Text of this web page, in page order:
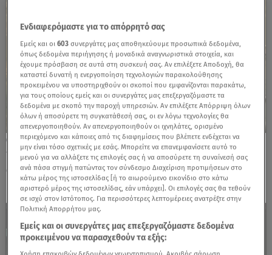
19.07.26, 09:03
19 Ioυλίου 2010: Εκτελούν εν ψυχρώ με 13
σφαίρες τον Σωκράτη Γκιόλια
Ενδιαφερόμαστε για το απόρρητό σας
Εμείς και οι603 συνεργάτες μας αποθηκεύουμε προσωπικά δεδομένα,
όπως δεδομένα περιήγησης ή μοναδικά αναγνωριστικά στοιχεία, και
έχουμε πρόσβαση σε αυτά στη συσκευή σας. Αν επιλέξετε Αποδοχή, θα
καταστεί δυνατή η ενεργοποίηση τεχνολογιών παρακολούθησης
προκειμένου να υποστηριχθούν οι σκοποί που εμφανίζονται παρακάτω,
για τους οποίους εμείς και οι συνεργάτες μας επεξεργαζόμαστε τα
δεδομένα με σκοπό την παροχή υπηρεσιών. Αν επιλέξετε Απόρριψη όλων
όλων ή αποσύρετε τη συγκατάθεσή σας, οι εν λόγω τεχνολογίες θα
απενεργοποιηθούν. Αν απενεργοποιηθούν οι ιχνηλάτες, ορισμένο
περιεχόμενο και κάποιες από τις διαφημίσεις που βλέπετε ενδέχεται να
μην είναι τόσο σχετικές με εσάς. Μπορείτε να επανεμφανίσετε αυτό το
μενού για να αλλάξετε τις επιλογές σας ή να αποσύρετε τη συναίνεσή σας
ανά πάσα στιγμή πατώντας τον σύνδεσμο Διαχείριση προτιμήσεων στο
κάτω μέρος της ιστοσελίδας [ή το αιωρούμενο εικονίδιο στο κάτω
αριστερό μέρος της ιστοσελίδας, εάν υπάρχει]. Οι επιλογές σας θα τεθούν
σε ισχύ στον Ιστότοπος. Για περισσότερες λεπτομέρειες ανατρέξτε στην
Πολιτική Απορρήτου μας.
Εμείς και οι συνεργάτες μας επεξεργαζόμαστε δεδομένα
προκειμένου να παρασχεθούν τα εξής: